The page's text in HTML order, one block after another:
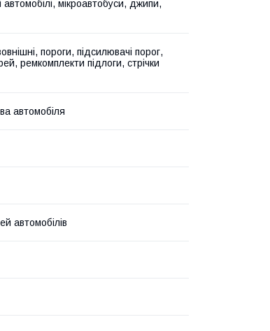
автомобілі, мікроавтобуси, джипи,
пороги, підсилювачі порог,
ремкомплекти підлоги, стрічки
автомобіля
автомобілів